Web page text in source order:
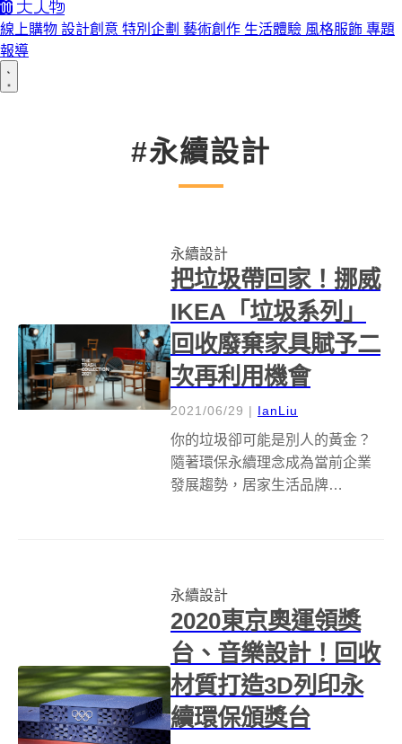
線上購物 設計創意 特別企劃 藝術創作 生活體驗 風格服飾 專題
報導
#永續設計
永續設計
把垃圾帶回家！挪威
IKEA「垃圾系列」
回收廢棄家具賦予二
次再利用機會
2021/06/29 | IanLiu
你的垃圾卻可能是別人的黃金？
隨著環保永續理念成為當前企業
發展趨勢，居家生活品牌
系列」(Trash Collection）...
永續設計
2020東京奧運領獎
台、音樂設計！回收
材質打造3D列印永
續環保頒獎台